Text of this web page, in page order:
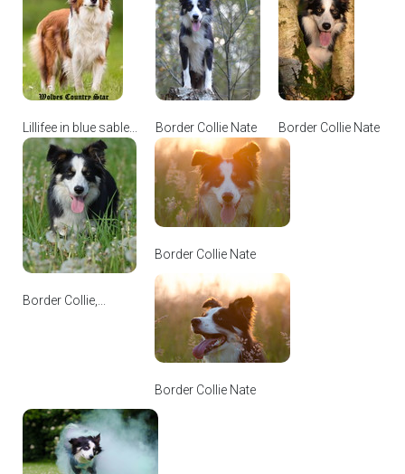
Lillifee in blue sable... Border Collie Nate Border Collie Nate
Border Collie,...
Border Collie Nate
Border Collie Nate